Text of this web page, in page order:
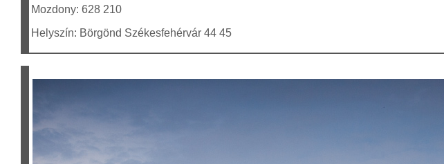
Mozdony: 628 210
Helyszín: Börgönd Székesfehérvár 44 45